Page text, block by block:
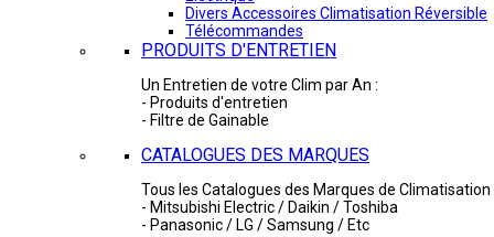
Divers Accessoires Climatisation Réversible
Télécommandes
PRODUITS D'ENTRETIEN
Un Entretien de votre Clim par An :
- Produits d'entretien
- Filtre de Gainable
CATALOGUES DES MARQUES
Tous les Catalogues des Marques de Climatisation
- Mitsubishi Electric / Daikin / Toshiba
- Panasonic / LG / Samsung / Etc